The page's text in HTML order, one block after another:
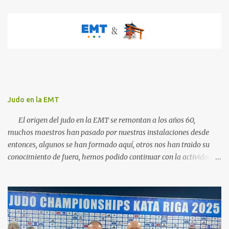
Judo en la EMT
El origen del judo en la EMT se remontan a los años 60,
muchos maestros han pasado por nuestras instalaciones desde
entonces, algunos se han formado aquí, otros nos han traido su
conocimiento de fuera, hemos podido continuar con la actividad
se han ido encargando de las diferentes actividades sociales han
visto en el judo un "valor", algo que continuamos realizando igual,
con el cariño que antiguas generaciones de judocas continuan